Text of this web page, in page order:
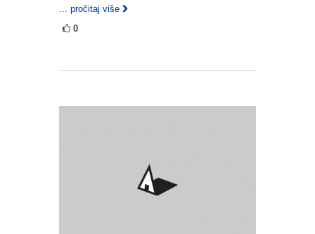
... pročitaj više
0